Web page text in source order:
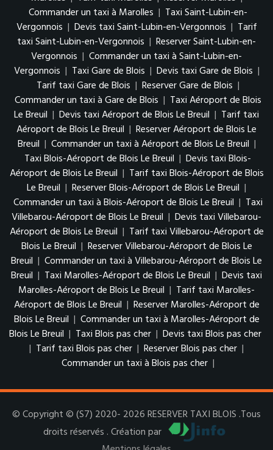
Commander un taxi à Marolles | Taxi Saint-Lubin-en-
Vergonnois | Devis taxi Saint-Lubin-en-Vergonnois | Tarif
taxi Saint-Lubin-en-Vergonnois | Reserver Saint-Lubin-en-
Vergonnois | Commander un taxi à Saint-Lubin-en-
Vergonnois | Taxi Gare de Blois | Devis taxi Gare de Blois |
Tarif taxi Gare de Blois | Reserver Gare de Blois |
Commander un taxi à Gare de Blois | Taxi Aéroport de Blois
Le Breuil | Devis taxi Aéroport de Blois Le Breuil | Tarif taxi
Aéroport de Blois Le Breuil | Reserver Aéroport de Blois Le
Breuil | Commander un taxi à Aéroport de Blois Le Breuil |
Taxi Blois-Aéroport de Blois Le Breuil | Devis taxi Blois-
Aéroport de Blois Le Breuil | Tarif taxi Blois-Aéroport de Blois
Le Breuil | Reserver Blois-Aéroport de Blois Le Breuil |
Commander un taxi à Blois-Aéroport de Blois Le Breuil | Taxi
Villebarou-Aéroport de Blois Le Breuil | Devis taxi Villebarou-
Aéroport de Blois Le Breuil | Tarif taxi Villebarou-Aéroport de
Blois Le Breuil | Reserver Villebarou-Aéroport de Blois Le
Breuil | Commander un taxi à Villebarou-Aéroport de Blois Le
Breuil | Taxi Marolles-Aéroport de Blois Le Breuil | Devis taxi
Marolles-Aéroport de Blois Le Breuil | Tarif taxi Marolles-
Aéroport de Blois Le Breuil | Reserver Marolles-Aéroport de
Blois Le Breuil | Commander un taxi à Marolles-Aéroport de
Blois Le Breuil | Taxi Blois pas cher | Devis taxi Blois pas cher
| Tarif taxi Blois pas cher | Reserver Blois pas cher |
Commander un taxi à Blois pas cher |
© Copyright © (S7) 2020- 2026 RESERVER TAXI BLOIS .Tous
droits réservés . Création par